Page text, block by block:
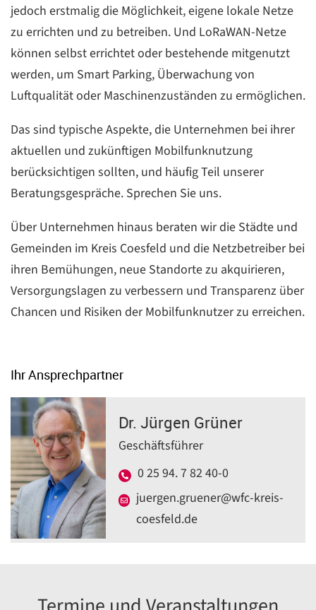
jedoch erstmalig die Möglichkeit, eigene lokale Netze
zu errichten und zu betreiben. Und LoRaWAN-Netze
können selbst errichtet oder bestehende mitgenutzt
werden, um Smart Parking, Überwachung von
Luftqualität oder Maschinenzuständen zu ermöglichen.
Das sind typische Aspekte, die Unternehmen bei ihrer
aktuellen und zukünftigen Mobilfunknutzung
berücksichtigen sollten, und häufig Teil unserer
Beratungsgespräche. Sprechen Sie uns.
Über Unternehmen hinaus beraten wir die Städte und
Gemeinden im Kreis Coesfeld und die Netzbetreiber bei
ihren Bemühungen, neue Standorte zu akquirieren,
Versorgungslagen zu verbessern und Transparenz über
Chancen und Risiken der Mobilfunknutzer zu erreichen.
Ihr Ansprechpartner
Dr. Jürgen Grüner
Geschäftsführer
0 25 94. 7 82 40-0
juergen.gruener@wfc-kreis-
coesfeld.de